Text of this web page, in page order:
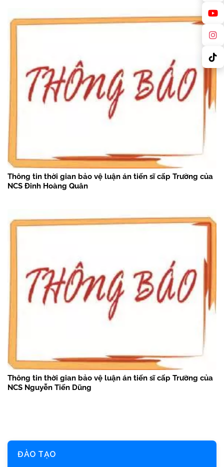
Thông tin thời gian bảo vệ luận án tiến sĩ cấp Trường của
NCS Đinh Hoàng Quân
Thông tin thời gian bảo vệ luận án tiến sĩ cấp Trường của
NCS Nguyễn Tiến Dũng
ĐÀO TẠO